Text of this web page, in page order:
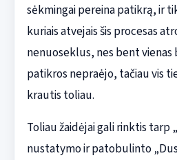
sėkmingai pereina patikrą, ir
kuriais atvejais šis procesas
nenuoseklus, nes bent vienas
patikros nepraėjo, tačiau vis
krautis toliau.
Toliau žaidėjai gali rinktis tarp
nustatymo ir patobulinto